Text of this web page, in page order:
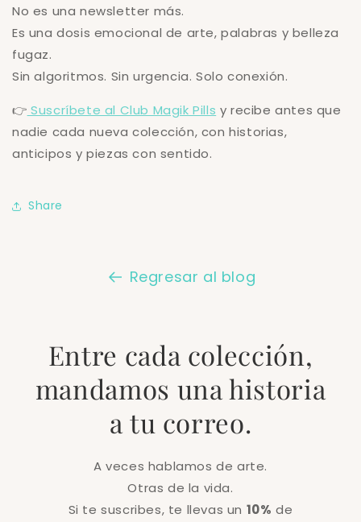
No es una newsletter más.
Es una dosis emocional de arte, palabras y belleza
fugaz.
Sin algoritmos. Sin urgencia. Solo conexión.
👉 Suscríbete al Club Magik Pills y recibe antes que
nadie cada nueva colección, con historias,
anticipos y piezas con sentido.
Share
Regresar al blog
Entre cada colección,
mandamos una historia
a tu correo.
A veces hablamos de arte.
Otras de la vida.
Si te suscribes, te llevas un 10% de